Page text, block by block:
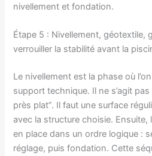
nivellement et fondation.
Étape 5 : Nivellement,
verrouiller la stabilité avant la
Le nivellement est la phase où
support technique. Il ne s’agit pas
près plat”. Il faut une surface
avec la structure choisie.
en place dans un ordre logique :
réglage, puis fondation. Cette